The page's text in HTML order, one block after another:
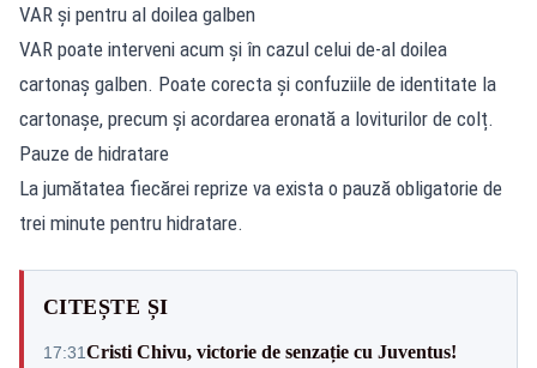
VAR și pentru al doilea galben
VAR poate interveni acum și în cazul celui de-al doilea
cartonaș galben. Poate corecta și confuziile de identitate la
cartonașe, precum și acordarea eronată a loviturilor de colț.
Pauze de hidratare
La jumătatea fiecărei reprize va exista o pauză obligatorie de
trei minute pentru hidratare.
CITEȘTE ȘI
17:31Cristi Chivu, victorie de senzație cu Juventus!